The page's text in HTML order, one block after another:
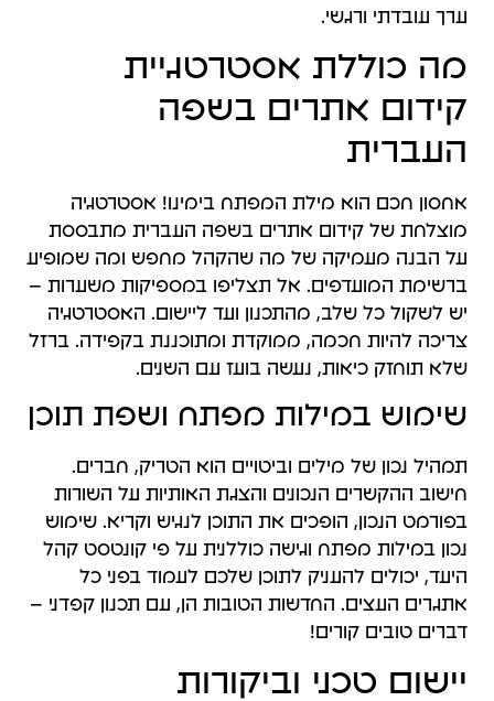
ערך עובדתי ורגשי.
מה כוללת אסטרטגיית
קידום אתרים בשפה
העברית
אחסון חכם הוא מילת המפתח בימינו! אסטרטגיה
מוצלחת של קידום אתרים בשפה העברית מתבססת
על הבנה מעמיקה של מה שהקהל מחפש ומה שמופיע
ברשימת המועדפים. אל תצליפו במספיקות משערות –
יש לשקול כל שלב, מהתכנון ועד ליישום. האסטרטגיה
צריכה להיות חכמה, ממוקדת ומתוכננת בקפידה. ברזל
שלא תוחזק כיאות, נעשה בועז עם השנים.
שימוש במילות מפתח ושפת תוכן
תמהיל נכון של מילים וביטויים הוא הטריק, חברים.
חישוב ההקשרים הנכונים והצגת האותיות על השורות
בפורמט הנכון, הופכים את התוכן לנגיש וקריא. שימוש
נכון במילות מפתח וגישה כוללנית על פי קונטסט קהל
היעד, יכולים להעניק לתוכן שלכם לעמוד בפני כל
אתגרים העצים. החדשות הטובות הן, עם תכנון קפדני –
דברים טובים קורים!
יישום טכני וביקורות